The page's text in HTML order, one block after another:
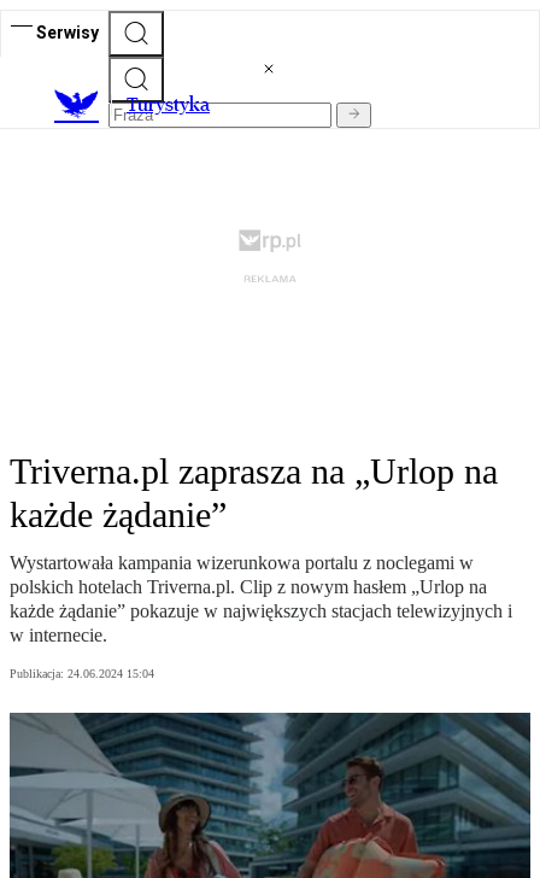
Serwisy
Turystyka
Triverna.pl zaprasza na „Urlop na
każde żądanie”
Wystartowała kampania wizerunkowa portalu z noclegami w
polskich hotelach Triverna.pl. Clip z nowym hasłem „Urlop na
każde żądanie” pokazuje w największych stacjach telewizyjnych i
w internecie.
Publikacja: 24.06.2024 15:04